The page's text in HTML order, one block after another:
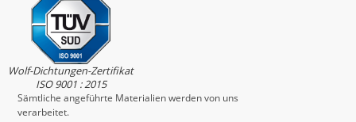
Wolf-Dichtungen-Zertifikat
ISO 9001 : 2015
Sämtliche angeführte Materialien werden von uns
verarbeitet.